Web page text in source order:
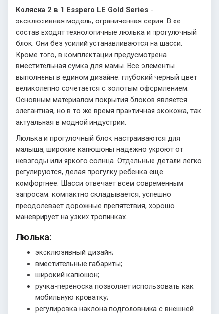
Коляска 2 в 1 Esspero LE Gold Series -
эксклюзивная модель, ограниченная серия. В ее
состав входят технологичные люлька и прогулочный
блок. Они без усилий устанавливаются на шасси.
Кроме того, в комплектации предусмотрена
вместительная сумка для мамы. Все элементы
выполнены в едином дизайне: глубокий черный цвет
великолепно сочетается с золотым оформлением.
Основным материалом покрытия блоков является
элегантная, но в то же время практичная экокожа, так
актуальная в модной индустрии.
Люлька и прогулочный блок настраиваются для
малыша, широкие капюшоны надежно укроют от
невзгоды или яркого солнца. Отдельные детали легко
регулируются, делая прогулку ребенка еще
комфортнее. Шасси отвечает всем современным
запросам: компактно складывается, успешно
преодолевает дорожные препятствия, хорошо
маневрирует на узких тропинках.
Люлька:
эксклюзивный дизайн;
вместительные габариты;
широкий капюшон;
ручка-переноска позволяет использовать как
мобильную кроватку;
регулировка наклона подголовника с внешней